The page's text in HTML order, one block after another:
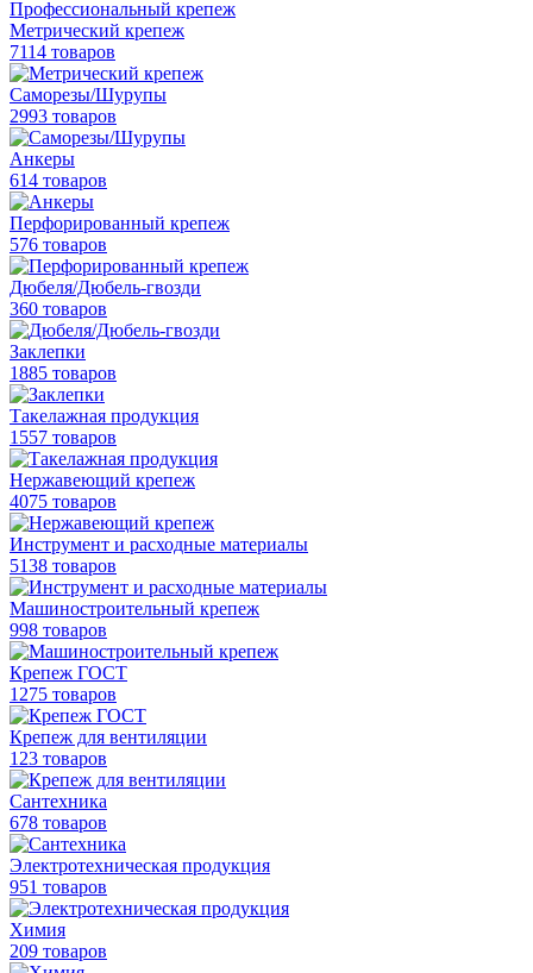
Профессиональный крепеж
Метрический крепеж
7114 товаров
Саморезы/Шурупы
2993 товаров
Анкеры
614 товаров
Перфорированный крепеж
576 товаров
Дюбеля/Дюбель-гвозди
360 товаров
Заклепки
1885 товаров
Такелажная продукция
1557 товаров
Нержавеющий крепеж
4075 товаров
Инструмент и расходные материалы
5138 товаров
Машиностроительный крепеж
998 товаров
Крепеж ГОСТ
1275 товаров
Крепеж для вентиляции
123 товаров
Сантехника
678 товаров
Электротехническая продукция
951 товаров
Химия
209 товаров